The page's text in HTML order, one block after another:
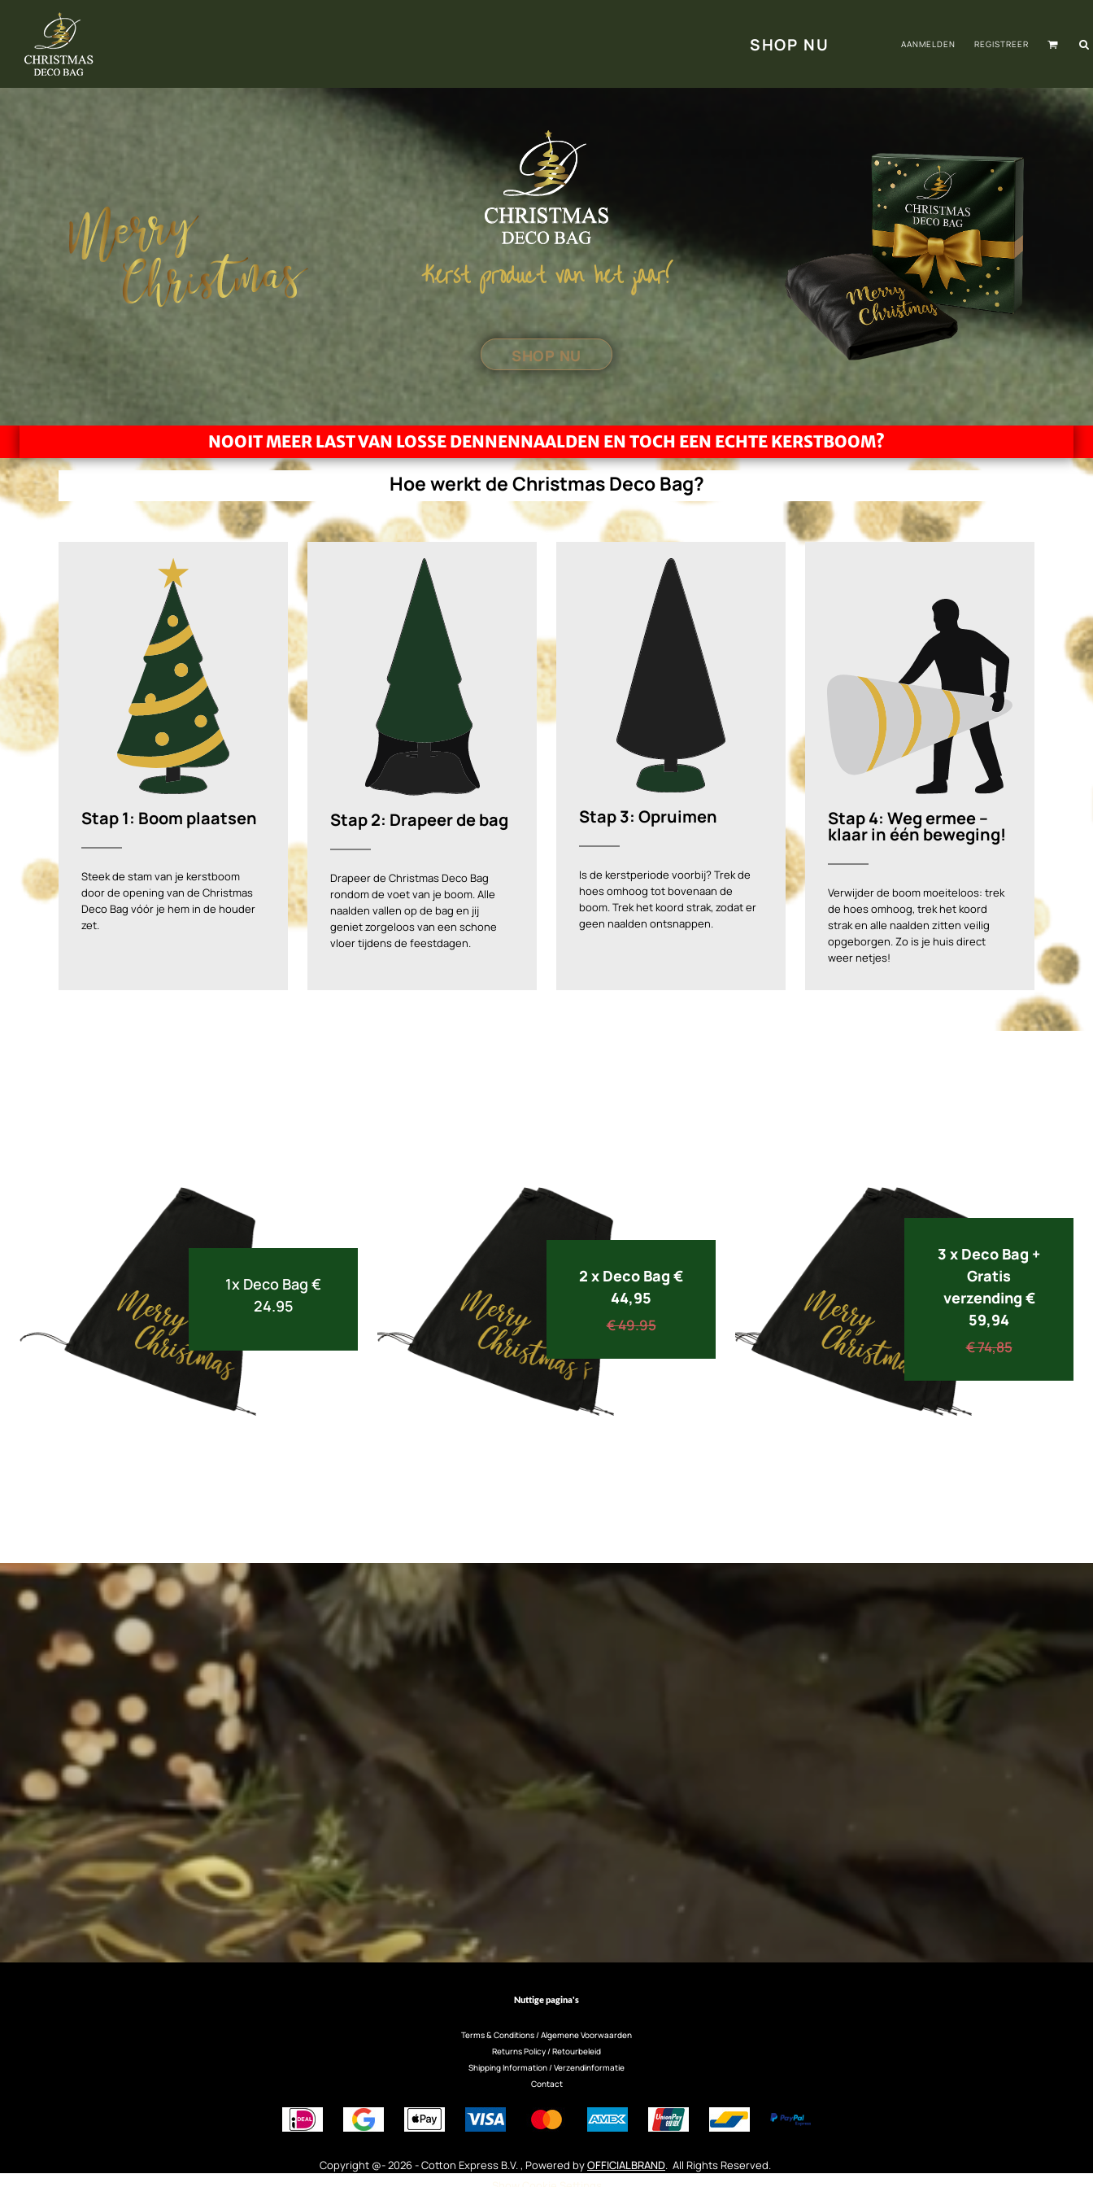
SHOP NU AANMELDEN REGISTREER
Kerst product van het jaar!
SHOP NU
NOOIT MEER LAST VAN LOSSE DENNENNAALDEN EN TOCH EEN ECHTE KERSTBOOM?
Hoe werkt de Christmas Deco Bag?
Stap 1: Boom plaatsen
Steek de stam van je kerstboom
door de opening van de Christmas
Deco Bag vóór je hem in de houder
zet.
Stap 2: Drapeer de bag
Drapeer de Christmas Deco Bag
rondom de voet van je boom. Alle
naalden vallen op de bag en jij
geniet zorgeloos van een schone
vloer tijdens de feestdagen.
Stap 3: Opruimen
Is de kerstperiode voorbij? Trek de
hoes omhoog tot bovenaan de
boom. Trek het koord strak, zodat er
geen naalden ontsnappen.
Stap 4: Weg ermee –
klaar in één beweging!
Verwijder de boom moeiteloos: trek
de hoes omhoog, trek het koord
strak en alle naalden zitten veilig
opgeborgen. Zo is je huis direct
weer netjes!
1x Deco Bag €
24.95
2 x Deco Bag €
44,95
€ 49.95
3 x Deco Bag +
Gratis
verzending €
59,94
€ 74,85
Nuttige pagina's
Terms & Conditions / Algemene Voorwaarden
Returns Policy / Retourbeleid
Shipping Information / Verzendinformatie
Contact
Copyright @- 2026 - Cotton Express B.V. , Powered byOFFICIALBRAND. All Rights Reserved.
SHOP NU
AANMELDEN
REGISTREER